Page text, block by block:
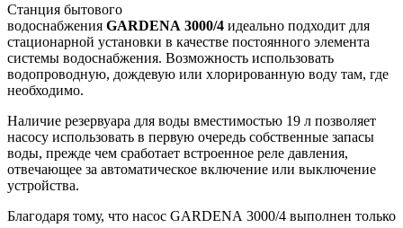
Станция бытового
водоснабжения GARDENA 3000/4 идеально подходит для
стационарной установки в качестве постоянного элемента
системы водоснабжения. Возможность использовать
водопроводную, дождевую или хлорированную воду там, где
необходимо.
Наличие резервуара для воды вместимостью 19 л позволяет
насосу использовать в первую очередь собственные запасы
воды, прежде чем сработает встроенное реле давления,
отвечающее за автоматическое включение или выключение
устройства.
Благодаря тому, что насос GARDENA 3000/4 выполнен только